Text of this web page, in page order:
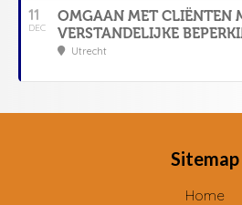
11
DEC
OMGAAN MET CLIËNTEN
VERSTANDELIJKE
Utrecht
Sitemap
Home